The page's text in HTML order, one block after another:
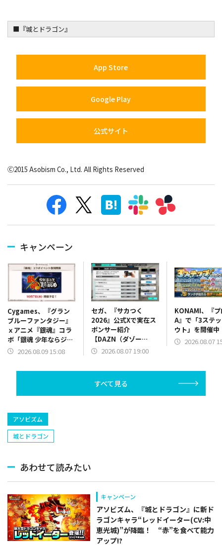
■『城とドラゴン』
App Store
Google Play
公式サイト
Ⓒ2015 Asobism Co., Ltd. All Rights Reserved
キャンペーン
Cygames、『グラン
ブルーファンタジー』
ｘアニメ『銀魂』コラ
ボ「銀魂 少年ならジャ
ンプの裏表紙までちゃ
2026.08.09 15:08
セガ、『サカつく
2026』公式Xで実在ス
ポンサー紹介
【DAZN（ダゾー
ン）】篇をポスト
2026.08.07 19:00
KONAMI、『
A』で「3ステ
ウト」を開催中
2026.08.07
すべて見る
アソビズム
城とドラゴン
あわせて読みたい
キャンペーン
アソビズム、『城とドラゴン』に新ド
ラゴンキャラ“レッドイーター(CV:中
恵光城)”が降臨！ “赤”を食べて能力
アップ!?